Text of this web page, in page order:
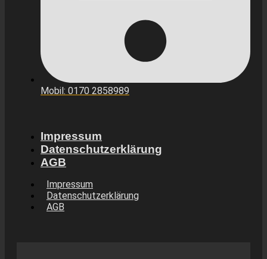
Mobil: 0170 2858989
Impressum
Datenschutzerklärung
AGB
Impressum
Datenschutzerklärung
AGB